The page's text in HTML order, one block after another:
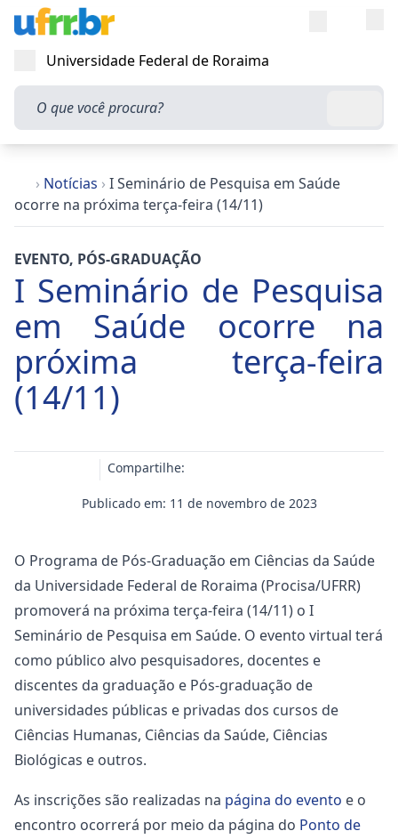
Abrir menu
Universidade Federal de Roraima
O que você procura?
› Notícias › I Seminário de Pesquisa em Saúde
ocorre na próxima terça-feira (14/11)
EVENTO, PÓS-GRADUAÇÃO
I Seminário de Pesquisa
em Saúde ocorre na
próxima terça-feira
(14/11)
Publicado em: 11 de novembro de 2023
Compartilhe:
O Programa de Pós-Graduação em Ciências da Saúde
da Universidade Federal de Roraima (Procisa/UFRR)
promoverá na próxima terça-feira (14/11) o I
Seminário de Pesquisa em Saúde. O evento virtual terá
como público alvo pesquisadores, docentes e
discentes da graduação e Pós-graduação de
universidades públicas e privadas dos cursos de
Ciências Humanas, Ciências da Saúde, Ciências
Biológicas e outros.
As inscrições são realizadas na página do evento e o
encontro ocorrerá por meio da página do Ponto de